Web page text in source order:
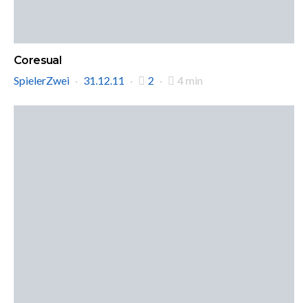
Coresual
SpielerZwei
31.12.11 2 4 min